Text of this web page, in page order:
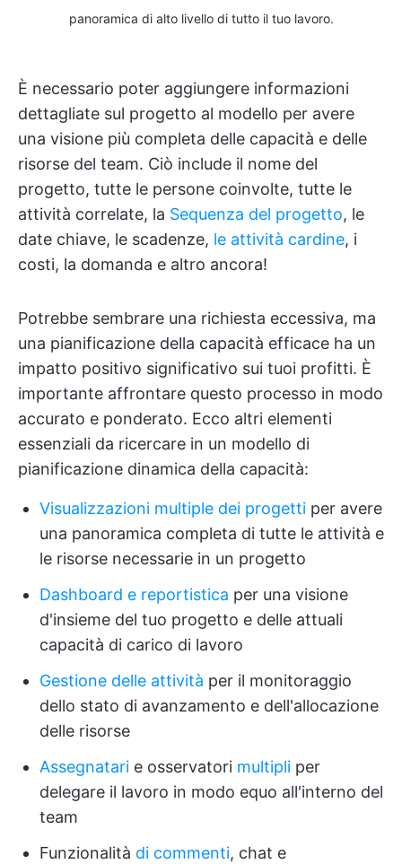
panoramica di alto livello di tutto il tuo lavoro.
È necessario poter aggiungere informazioni
dettagliate sul progetto al modello per avere
una visione più completa delle capacità e delle
risorse del team. Ciò include il nome del
progetto, tutte le persone coinvolte, tutte le
attività correlate, la Sequenza del progetto, le
date chiave, le scadenze, le attività cardine, i
costi, la domanda e altro ancora!
Potrebbe sembrare una richiesta eccessiva, ma
una pianificazione della capacità efficace ha un
impatto positivo significativo sui tuoi profitti. È
importante affrontare questo processo in modo
accurato e ponderato. Ecco altri elementi
essenziali da ricercare in un modello di
pianificazione dinamica della capacità:
Visualizzazioni multiple dei progetti per avere
una panoramica completa di tutte le attività e
le risorse necessarie in un progetto
Dashboard e reportistica per una visione
d'insieme del tuo progetto e delle attuali
capacità di carico di lavoro
Gestione delle attività per il monitoraggio
dello stato di avanzamento e dell'allocazione
delle risorse
Assegnatari e osservatori multipli per
delegare il lavoro in modo equo all'interno del
team
Funzionalità di commenti, chat e